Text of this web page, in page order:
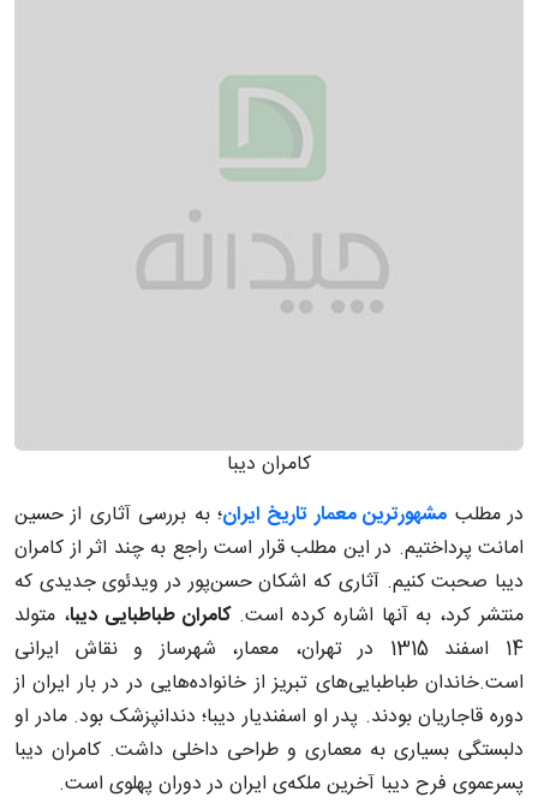
کامران دیبا
در مطلب مشهورترین معمار تاریخ ایران؛ به بررسی آثاری از حسین
امانت پرداختیم. در این مطلب قرار است راجع به چند اثر از کامران
دیبا صحبت کنیم. آثاری که اشکان حسن‌پور در ویدئو‌ی جدیدی که
منتشر کرد، به آنها اشاره کرده است.کامران طباطبایی دیبا، متولد
14 اسفند 1315 در تهران، معمار، شهرساز و نقاش ایرانی
است.خاندان طباطبایی‌های تبریز از خانواده‌هایی در در بار ایران از
دوره قاجاریان بودند. پدر او اسفندیار دیبا؛ دندانپزشک بود. مادر او
دلبستگی بسیاری به معماری و طراحی داخلی داشت. کامران دیبا
پسرعموی فرح دیبا آخرین ملکه‌ی ایران در دوران پهلوی است.